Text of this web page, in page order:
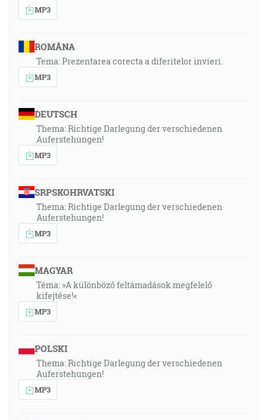
MP3
ROMÂNA
Tema: Prezentarea corecta a diferitelor invieri.
MP3
DEUTSCH
Thema: Richtige Darlegung der verschiedenen
Auferstehungen!
MP3
SRPSKOHRVATSKI
Thema: Richtige Darlegung der verschiedenen
Auferstehungen!
MP3
MAGYAR
Téma: »A különböző feltámadások megfelelő
kifejtése!«
MP3
POLSKI
Thema: Richtige Darlegung der verschiedenen
Auferstehungen!
MP3